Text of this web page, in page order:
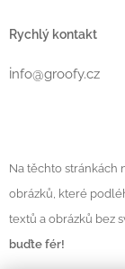
Rychlý kontakt
info@groofy.cz
Na těchto stránkách
obrázků, které
textů a obrázků bez
buďte fér!